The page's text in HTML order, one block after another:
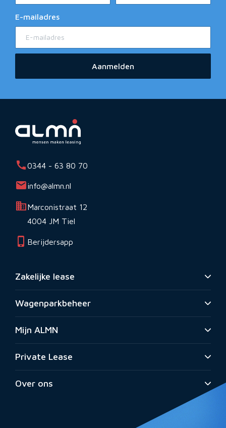
E-mailadres
Aanmelden
0344 - 63 80 70
info@almn.nl
Marconistraat 12
4004 JM Tiel
Berijdersapp
Zakelijke lease
Wagenparkbeheer
Mijn ALMN
Private Lease
Over ons